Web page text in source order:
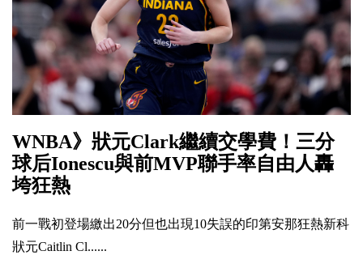
WNBA》狀元Clark繼續交學費！三分
球后Ionescu與前MVP聯手率自由人轟
垮狂熱
前一戰初登場繳出20分但也出現10失誤的印第安那狂熱新科
狀元Caitlin Cl......